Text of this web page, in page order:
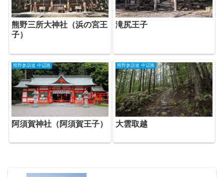
熊野三所大神社（浜の宮王
子）
滝尻王子
熊野参詣道 中辺路
阿須賀神社（阿須賀王子）
熊野参詣道 中辺路
大雲取越